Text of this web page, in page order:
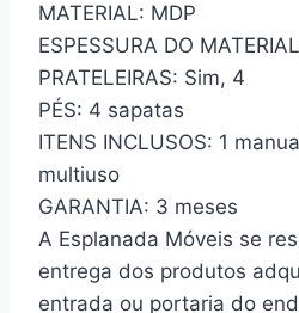
MATERIAL: MDP
ESPESSURA DO
PRATELEIRAS: Sim, 4
PÉS: 4 sapatas
ITENS INCLUSOS: 1
multiuso
GARANTIA: 3 meses
A Esplanada Móveis se
entrega dos produtos
entrada ou portaria do